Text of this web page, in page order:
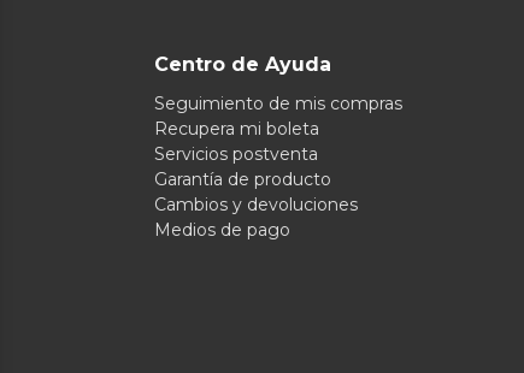
Centro de Ayuda
Seguimiento de mis compras
Recupera mi boleta
Servicios postventa
Garantía de producto
Cambios y devoluciones
Medios de pago